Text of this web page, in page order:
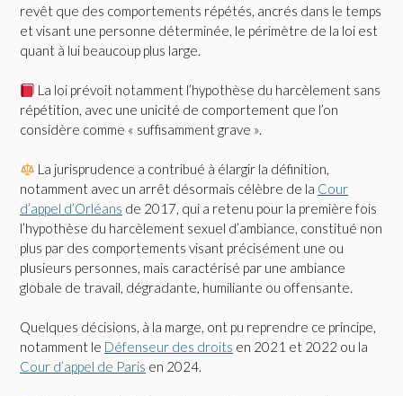
revêt que des comportements répétés, ancrés dans le temps
et visant une personne déterminée, le périmètre de la loi est
quant à lui beaucoup plus large.
La loi prévoit notamment l’hypothèse du harcèlement sans
répétition, avec une unicité de comportement que l’on
considère comme « suffisamment grave ».
La jurisprudence a contribué à élargir la définition,
notamment avec un arrêt désormais célèbre de la Cour
d’appel d’Orléans de 2017, qui a retenu pour la première fois
l’hypothèse du harcèlement sexuel d’ambiance, constitué non
plus par des comportements visant précisément une ou
plusieurs personnes, mais caractérisé par une ambiance
globale de travail, dégradante, humiliante ou offensante.
Quelques décisions, à la marge, ont pu reprendre ce principe,
notamment le Défenseur des droits en 2021 et 2022 ou la
Cour d’appel de Paris en 2024.